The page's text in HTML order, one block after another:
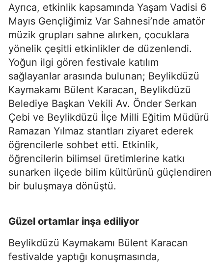
Ayrıca, etkinlik kapsamında Yaşam Vadisi 6
Mayıs Gençliğimiz Var Sahnesi’nde amatör
müzik grupları sahne alırken, çocuklara
yönelik çeşitli etkinlikler de düzenlendi.
Yoğun ilgi gören festivale katılım
sağlayanlar arasında bulunan; Beylikdüzü
Kaymakamı Bülent Karacan, Beylikdüzü
Belediye Başkan Vekili Av. Önder Serkan
Çebi ve Beylikdüzü İlçe Milli Eğitim Müdürü
Ramazan Yılmaz stantları ziyaret ederek
öğrencilerle sohbet etti. Etkinlik,
öğrencilerin bilimsel üretimlerine katkı
sunarken ilçede bilim kültürünü güçlendiren
bir buluşmaya dönüştü.
Güzel ortamlar inşa ediliyor
Beylikdüzü Kaymakamı Bülent Karacan
festivalde yaptığı konuşmasında,